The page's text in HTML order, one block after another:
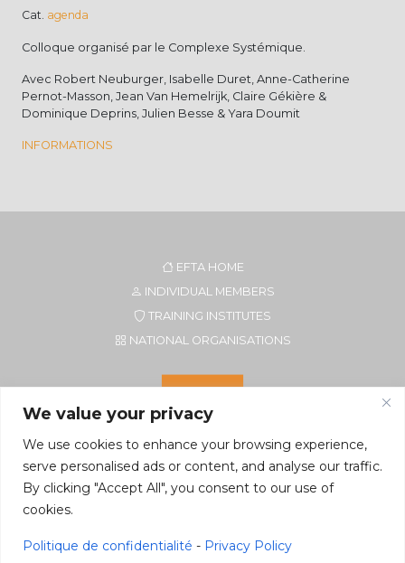
We value your privacy
We use cookies to enhance your browsing experience,
serve personalised ads or content, and analyse our traffic.
By clicking "Accept All", you consent to our use of
cookies.
Politique de confidentialité - Privacy Policy
Cat. agenda
Colloque organisé par le Complexe Systémique.
Avec Robert Neuburger, Isabelle Duret, Anne-Catherine
Pernot-Masson, Jean Van Hemelrijk, Claire Gékière &
Dominique Deprins, Julien Besse & Yara Doumit
INFORMATIONS
EFTA HOME
INDIVIDUAL MEMBERS
TRAINING INSTITUTES
NATIONAL ORGANISATIONS
Rue du Petit Elevage 2A/Bte 8
5590 Ciney, Belgium